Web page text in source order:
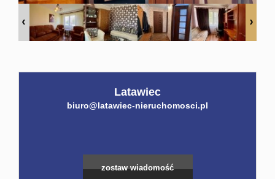
Latawiec
biuro@latawiec-nieruchomosci.pl
zostaw wiadomość